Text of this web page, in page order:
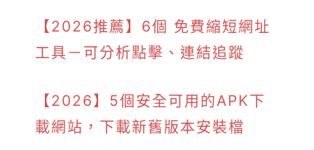
【2026推薦】6個 免費縮短網址
工具－可分析點擊、連結追蹤
【2026】5個安全可用的APK下
載網站，下載新舊版本安裝檔